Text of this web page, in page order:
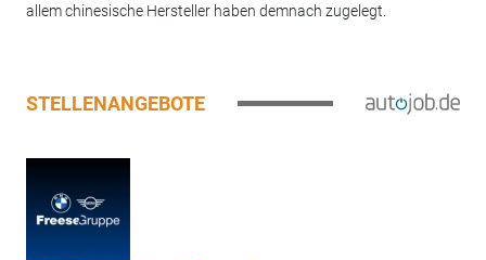
allem chinesische Hersteller haben demnach zugelegt.
STELLENANGEBOTE